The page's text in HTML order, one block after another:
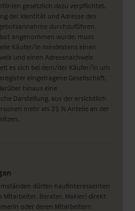
gesetzlich dazu verpflichtet,
der Identität und Adresse des
durchzuführen.
angenommen wurde, muss
Käufer/in mindestens einen
und einen Adressnachweis
es sich bei dem/der Käufer/in um
eingetragene Gesellschaft,
hinaus eine
Darstellung, aus der ersichtlich
mehr als 25 % Anteile an der
dürfen Kaufinteressenten
Mitarbeiter, Berater, Makler) direkt
oder deren Mitarbeitern